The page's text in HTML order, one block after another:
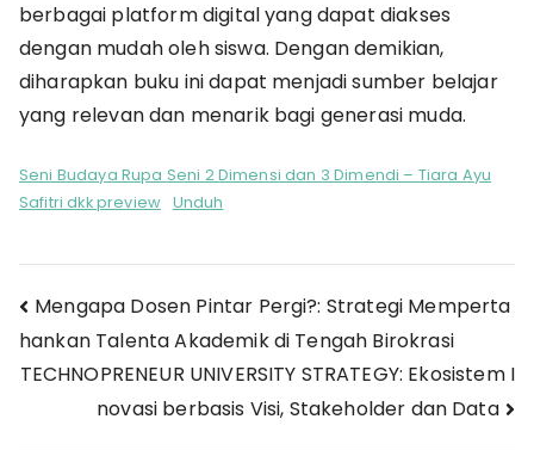
berbagai platform digital yang dapat diakses
dengan mudah oleh siswa. Dengan demikian,
diharapkan buku ini dapat menjadi sumber belajar
yang relevan dan menarik bagi generasi muda.
Seni Budaya Rupa Seni 2 Dimensi dan 3 Dimendi – Tiara Ayu
Safitri dkk preview Unduh
Navigasi
pos
Mengapa Dosen Pintar Pergi?: Strategi Memperta
hankan Talenta Akademik di Tengah Birokrasi
TECHNOPRENEUR UNIVERSITY STRATEGY: Ekosistem I
novasi berbasis Visi, Stakeholder dan Data